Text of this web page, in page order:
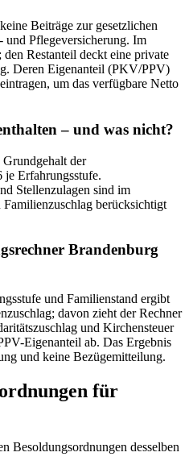
Beiträge zur gesetzlichen
und Pflegeversicherung. Im
Restanteil deckt eine private
Deren Eigenanteil (PKV/PPV)
um das verfügbare Netto
– und was nicht?
der
je Erfahrungsstufe.
Stellenzulagen sind im
berücksichtigt
Brandenburg
und Familienstand ergibt
davon zieht der Rechner
und Kirchensteuer
Eigenanteil ab. Das Ergebnis
und keine Bezügemitteilung.
für
Besoldungsordnungen desselben